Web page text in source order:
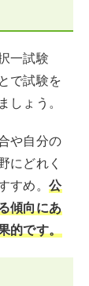
一試験
で試験を
しょう。
や自分の
にどれく
すめ。公
傾向にあ
的です。